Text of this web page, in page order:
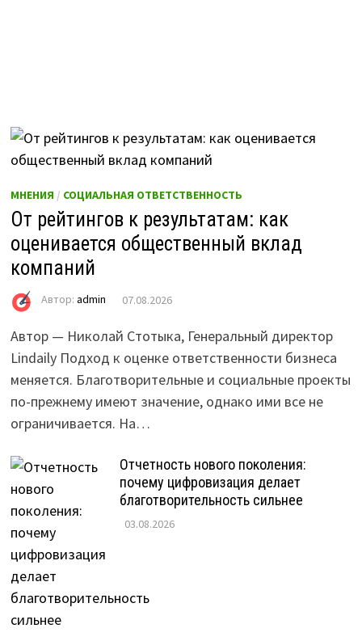
МНЕНИЯ / СОЦИАЛЬНАЯ ОТВЕТСТВЕННОСТЬ
От рейтингов к результатам: как
оценивается общественный вклад
компаний
Автор: admin 07.08.2026
Автор — Николай Стотыка, Генеральный директор
Lindaily Подход к оценке ответственности бизнеса
меняется. Благотворительные и социальные проекты
по-прежнему имеют значение, однако ими все не
ограничивается. На…
Отчетность нового поколения:
почему цифровизация делает
благотворительность сильнее
03.08.2026